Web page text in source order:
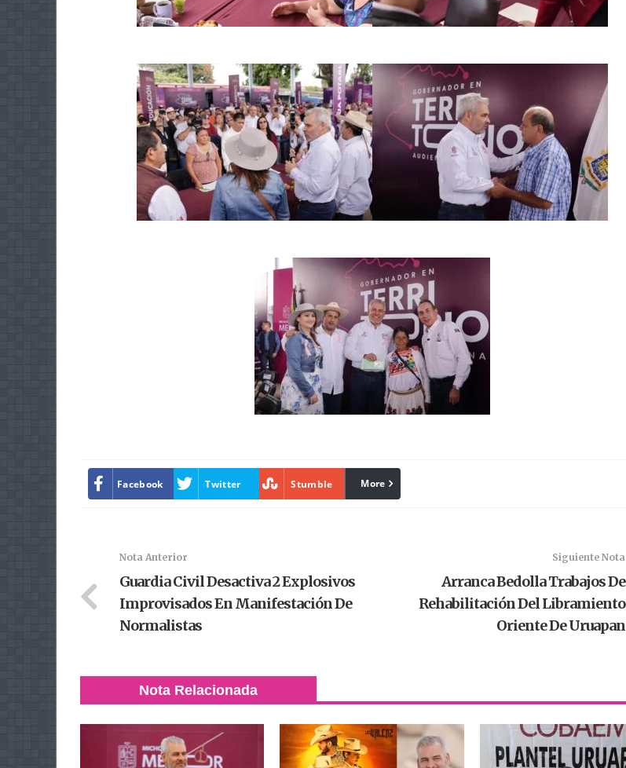
Facebook Twitter Stumble linkedin
More
Nota Anterior
Guardia Civil Desactiva 2 Explosivos
Improvisados En Manifestación De
Normalistas
Siguiente Nota
Arranca Bedolla Trabajos De
Rehabilitación Del Libramiento
Oriente De Uruapan
Nota Relacionada